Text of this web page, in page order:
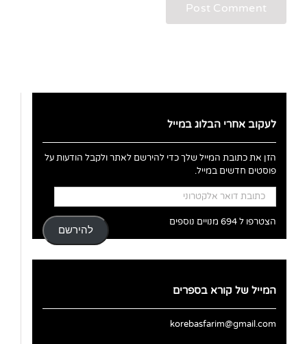
לעקוב אחרי הבלוג במייל
הזן את כתובת המייל שלך כדי להירשם לאתר ולקבל הודעות על
פוסטים חדשים במייל.
כתובת
דואר
אלקטרוני
להירשם
הצטרפו ל 694 מנויים נוספים
המייל של קורא בספרים
korebasfarim@gmail.com